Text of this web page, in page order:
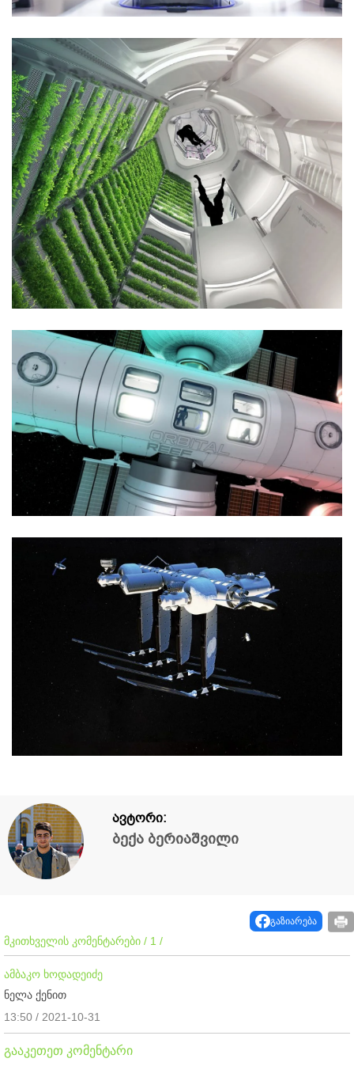
ავტორი:
ბექა ბერიაშვილი
გაზიარება
მკითხველის კომენტარები / 1 /
ამბაკო ხოდადეიძე
ნელა ქენით
13:50 / 2021-10-31
გააკეთეთ კომენტარი